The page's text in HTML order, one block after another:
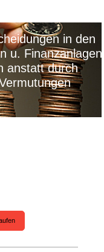
in den
durch